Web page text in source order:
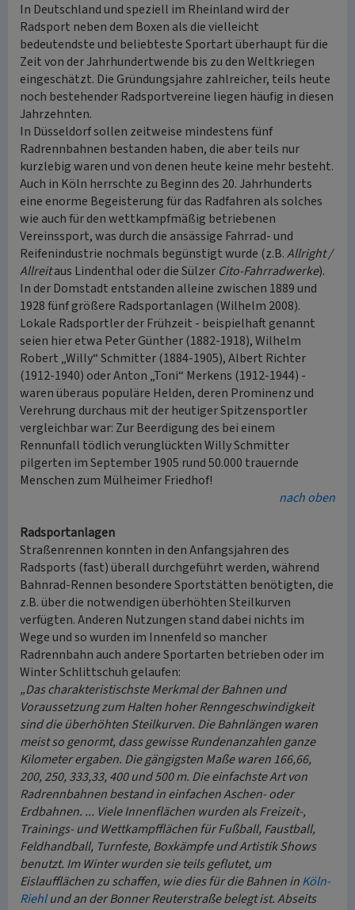
In Deutschland und speziell im Rheinland wird der
Radsport neben dem Boxen als die vielleicht
bedeutendste und beliebteste Sportart überhaupt für die
Zeit von der Jahrhundertwende bis zu den Weltkriegen
eingeschätzt. Die Gründungsjahre zahlreicher, teils heute
noch bestehender Radsportvereine liegen häufig in diesen
Jahrzehnten.
In Düsseldorf sollen zeitweise mindestens fünf
Radrennbahnen bestanden haben, die aber teils nur
kurzlebig waren und von denen heute keine mehr besteht.
Auch in Köln herrschte zu Beginn des 20. Jahrhunderts
eine enorme Begeisterung für das Radfahren als solches
wie auch für den wettkampfmäßig betriebenen
Vereinssport, was durch die ansässige Fahrrad- und
Reifenindustrie nochmals begünstigt wurde (z.B.Allright /
Allreitaus Lindenthal oder die Sülzer Cito-Fahrradwerke).
In der Domstadt entstanden alleine zwischen 1889 und
1928 fünf größere Radsportanlagen (Wilhelm 2008).
Lokale Radsportler der Frühzeit - beispielhaft genannt
seien hier etwa Peter Günther (1882-1918), Wilhelm
Robert „Willy“ Schmitter (1884-1905), Albert Richter
(1912-1940) oder Anton „Toni“ Merkens (1912-1944) -
waren überaus populäre Helden, deren Prominenz und
Verehrung durchaus mit der heutiger Spitzensportler
vergleichbar war: Zur Beerdigung des bei einem
Rennunfall tödlich verunglückten Willy Schmitter
pilgerten im September 1905 rund 50.000 trauernde
Menschen zum Mülheimer Friedhof!
nach oben
Radsportanlagen
Straßenrennen konnten in den Anfangsjahren des
Radsports (fast) überall durchgeführt werden, während
Bahnrad-Rennen besondere Sportstätten benötigten, die
z.B. über die notwendigen überhöhten Steilkurven
verfügten. Anderen Nutzungen stand dabei nichts im
Wege und so wurden im Innenfeld so mancher
Radrennbahn auch andere Sportarten betrieben oder im
Winter Schlittschuh gelaufen:
„Das charakteristischste Merkmal der Bahnen und
Voraussetzung zum Halten hoher Renngeschwindigkeit
sind die überhöhten Steilkurven. Die Bahnlängen waren
meist so genormt, dass gewisse Rundenanzahlen ganze
Kilometer ergaben. Die gängigsten Maße waren 166,66,
200, 250, 333,33, 400 und 500 m. Die einfachste Art von
Radrennbahnen bestand in einfachen Aschen- oder
Erdbahnen. ... Viele Innenflächen wurden als Freizeit-,
Trainings- und Wettkampfflächen für Fußball, Faustball,
Feldhandball, Turnfeste, Boxkämpfe und Artistik Shows
benutzt. Im Winter wurden sie teils geflutet, um
Eislaufflächen zu schaffen, wie dies für die Bahnen inKöln-
Riehlund an der Bonner Reuterstraße belegt ist. Abseits